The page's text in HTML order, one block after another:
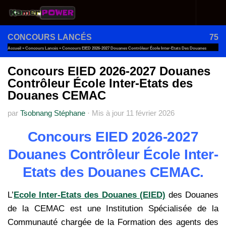
Au dessous du contenu
CONCOURS LANCÉS 75
Accueil » Concours Lancés » Concours EIED 2026-2027 Douanes Contrôleur École Inter-Etats Des Douanes
CEMAC
Concours EIED 2026-2027 Douanes
Contrôleur École Inter-Etats des
Douanes CEMAC
par Tsobnang Stéphane · Mis à jour 11 février 2026
Concours EIED 2026-2027
Douanes Contrôleur École Inter-
Etats des Douanes CEMAC.
L’Ecole Inter-Etats des Douanes (EIED) des Douanes
de la CEMAC est une Institution Spécialisée de la
Communauté chargée de la Formation des agents des